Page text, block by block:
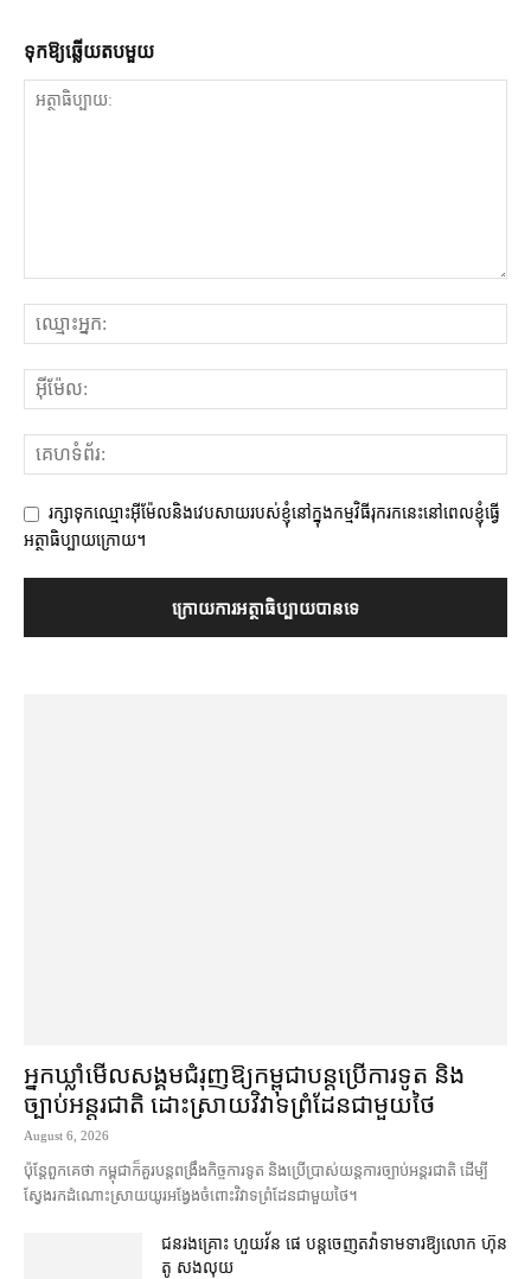
ទុក​ឱ្យ​ឆ្លើយ​តប​មួយ
រក្សាទុកឈ្មោះអ៊ីម៉ែលនិងវេបសាយរបស់ខ្ញុំនៅក្នុងកម្មវិធីរុករកនេះនៅពេលខ្ញុំធ្វើ
អត្ថាធិប្បាយក្រោយ។
អ្នកឃ្លាំមើល​សង្គម​ជំរុញ​ឱ្យ​កម្ពុជា​បន្ត​ប្រើ​ការទូត និង​
ច្បាប់​អន្តរជាតិ ដោះស្រាយ​វិវាទ​ព្រំដែន​ជាមួយ​ថៃ
August 6, 2026
ប៉ុន្តែ​ពួកគេ​ថា កម្ពុជា​ក៏​គួរ​បន្ត​ពង្រឹង​កិច្ច​ការទូត និង​ប្រើប្រាស់​យន្តការ​ច្បាប់​អន្តរជាតិ ដើម្បី​
ស្វែងរក​ដំណោះស្រាយ​យូរអង្វែង​ចំពោះ​វិវាទ​ព្រំដែន​ជាមួយ​ថៃ។
ជនរងគ្រោះ ហួយវ័ន ផេ បន្ត​ចេញ​តវ៉ា​ទាមទារ​ឱ្យ​លោក ហ៊ុន
តូ សង​លុយ